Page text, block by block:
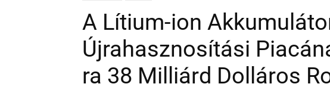
A Lítium-ion
Újrahasznosítási
ra 38 Milliárd Dolláros